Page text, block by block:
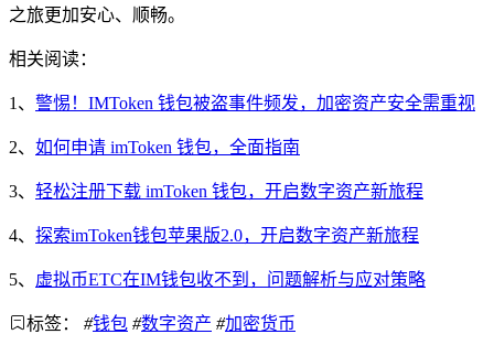
之旅更加安心、顺畅。
相关阅读：
1、 警惕！IMToken 钱包被盗事件频发，加密资产安全需重视
2、 如何申请 imToken 钱包，全面指南
3、 轻松注册下载 imToken 钱包，开启数字资产新旅程
4、 探索imToken钱包苹果版2.0，开启数字资产新旅程
5、 虚拟币ETC在IM钱包收不到，问题解析与应对策略
标签： #钱包 #数字资产 #加密货币